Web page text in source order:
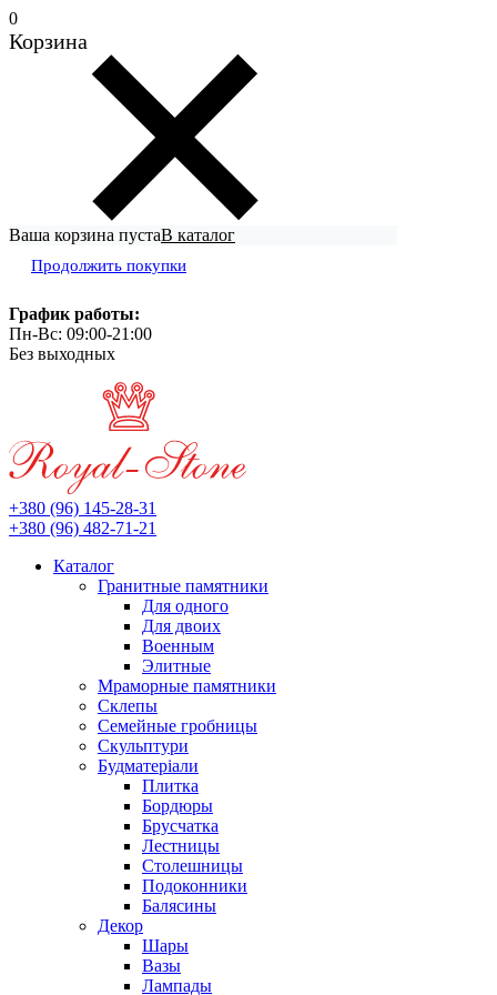
0
Корзина
Ваша корзина пустаВ каталог
Продолжить покупки
График работы:
Пн-Вс: 09:00-21:00
Без выходных
+380 (96) 145-28-31
+380 (96) 482-71-21
Каталог
Гранитные памятники
Для одного
Для двоих
Военным
Элитные
Мраморные памятники
Склепы
Семейные гробницы
Скульптури
Будматеріали
Плитка
Бордюры
Брусчатка
Лестницы
Столешницы
Подоконники
Балясины
Декор
Шары
Вазы
Лампады